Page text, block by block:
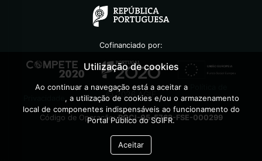
Cofinanciado por:
©2026 AGIF
Código de Operação:POCI-05-5762-FSE-000299
Utilização de cookies
Ao continuar a navegação está a aceitar a
, a utilização de cookies e/ou o armazenamento
local de componentes indispensáveis ao funcionamento do
Portal Público do SGIFR.
Aceitar